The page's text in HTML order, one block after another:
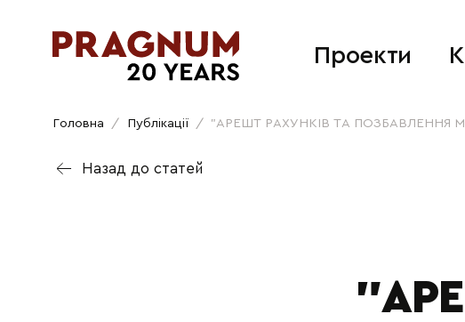
Проекти
Головна / Публікації / "АРЕШТ РАХУНКІВ ТА ПОЗБАВЛЕННЯ
Назад до статей